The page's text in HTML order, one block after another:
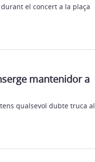
el concert a la plaça
mantenidor a
tens qualsevol dubte truca al